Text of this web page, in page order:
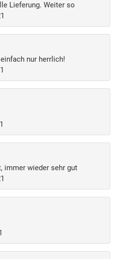
Lieferung. Weiter so
nur herrlich!
immer wieder sehr gut